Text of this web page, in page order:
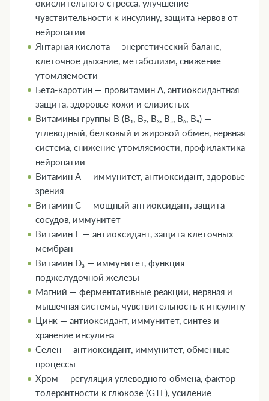
окислительного стресса, улучшение
чувствительности к инсулину, защита нервов от
нейропатии
Янтарная кислота — энергетический баланс,
клеточное дыхание, метаболизм, снижение
утомляемости
Бета-каротин — провитамин А, антиоксидантная
защита, здоровье кожи и слизистых
Витамины группы В (В₁, В₂, В₃, В₅, В₆, В₉) —
углеводный, белковый и жировой обмен, нервная
система, снижение утомляемости, профилактика
нейропатии
Витамин А — иммунитет, антиоксидант, здоровье
зрения
Витамин С — мощный антиоксидант, защита
сосудов, иммунитет
Витамин Е — антиоксидант, защита клеточных
мембран
Витамин D₃ — иммунитет, функция
поджелудочной железы
Магний — ферментативные реакции, нервная и
мышечная системы, чувствительность к инсулину
Цинк — антиоксидант, иммунитет, синтез и
хранение инсулина
Селен — антиоксидант, иммунитет, обменные
процессы
Хром — регуляция углеводного обмена, фактор
толерантности к глюкозе (GTF), усиление